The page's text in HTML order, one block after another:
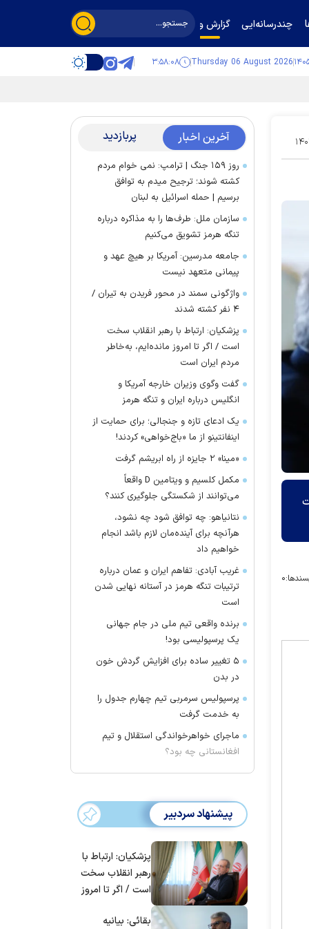
چندرسانه‌ایی گزارش و گفت‌وگو
Thursday 06 August 2026 ۳:۵۸:۰۹
۲۳
۰
آخرین اخبار پربازدید
روز ۱۵۹ جنگ | ترامپ: نمی خوام مردم
کشته شوند؛ ترجیح میدم به توافق
برسیم | حمله اسرائیل به لبنان
سازمان ملل: طرف‌ها را به مذاکره درباره
تنگه هرمز تشویق می‌کنیم
جامعه مدرسین: آمریکا بر هیچ عهد و
پیمانی متعهد نیست
واژگونی سمند در محور فریدن به تیران /
۴ نفر کشته شدند
پزشکیان: ارتباط با رهبر انقلاب سخت
است / اگر تا امروز مانده‌ایم، به‌خاطر
مردم ایران است
گفت وگوی وزیران خارجه آمریکا و
انگلیس درباره ایران و تنگه هرمز
یک ادعای تازه و جنجالی؛ برای حمایت از
اینفانتینو از ما «باج‌خواهی» کردند!
«مینا» ۲ جایزه از راه ابریشم گرفت
مکمل کلسیم و ویتامین D واقعاً
می‌توانند از شکستگی جلوگیری کنند؟
نتانیاهو: چه توافق شود چه نشود،
هرآنچه برای آینده‌مان لازم باشد انجام
خواهیم داد
غریب آبادی: تفاهم ایران و عمان درباره
ترتیبات تنگه هرمز در آستانه نهایی شدن
است
برنده واقعی تیم ملی در جام جهانی
یک پرسپولیسی بود!
۵ تغییر ساده برای افزایش گردش خون
در بدن
پرسپولیس سرمربی تیم چهارم جدول را
به خدمت گرفت
ماجرای خواهرخواندگی استقلال و تیم
افغانستانی چه بود؟
پیشنهاد سردبیر
پزشکیان: ارتباط با
رهبر انقلاب سخت
است / اگر تا امروز
مردم ایران است
بقائی: بیانیه